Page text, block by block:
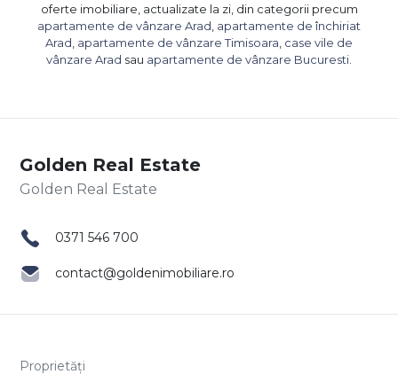
oferte imobiliare, actualizate la zi, din categorii precum
apartamente de vânzare Arad apartamente de închiriat
Arad apartamente de vânzare Timisoara case vile de
vânzare Arad sau apartamente de vânzare Bucuresti
Golden Real Estate
0371 546 700
contact@goldenimobiliare.ro
Proprietăți